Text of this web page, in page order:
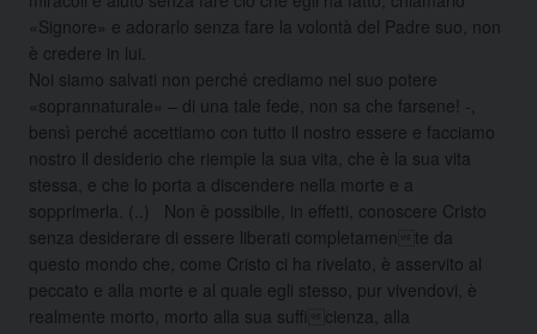
«Signore» e adorarlo senza fare la volontà del Padre suo, non
è credere in lui.
Noi siamo salvati non perché crediamo nel suo potere
«soprannaturale» – di una tale fede, non sa che farsene! -,
bensì perché accettiamo con tutto il nostro essere e facciamo
nostro il desiderio che riempie la sua vita, che è la sua vita
stessa, e che lo porta a discendere nella morte e a
sopprimerla. (..) Non è possibile, in effetti, conoscere Cristo
senza desiderare di essere liberati completamente da
questo mondo che, come Cristo ci ha rivelato, è asservito al
peccato e alla morte e al quale egli stesso, pur vivendovi, è
realmente morto, morto alla sua sufficienza, alla